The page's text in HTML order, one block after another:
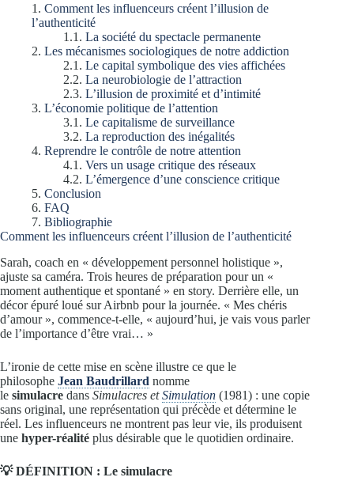
Comment les influenceurs créent l’illusion de
l’authenticité
La société du spectacle permanente
Les mécanismes sociologiques de notre addiction
Le capital symbolique des vies affichées
La neurobiologie de l’attraction
L’illusion de proximité et d’intimité
L’économie politique de l’attention
Le capitalisme de surveillance
La reproduction des inégalités
Reprendre le contrôle de notre attention
Vers un usage critique des réseaux
L’émergence d’une conscience critique
Conclusion
FAQ
Bibliographie
Comment les influenceurs créent l’illusion de l’authenticité
Sarah, coach en « développement personnel holistique »,
ajuste sa caméra. Trois heures de préparation pour un «
moment authentique et spontané » en story. Derrière elle, un
décor épuré loué sur Airbnb pour la journée. « Mes chéris
d’amour », commence-t-elle, « aujourd’hui, je vais vous parler
de l’importance d’être vrai… »
L’ironie de cette mise en scène illustre ce que le
philosophe Jean Baudrillard nomme
le simulacre dans Simulacres etSimulation (1981) : une copie
sans original, une représentation qui précède et détermine le
réel. Les influenceurs ne montrent pas leur vie, ils produisent
une hyper-réalité plus désirable que le quotidien ordinaire.
💡 DÉFINITION : Le simulacre